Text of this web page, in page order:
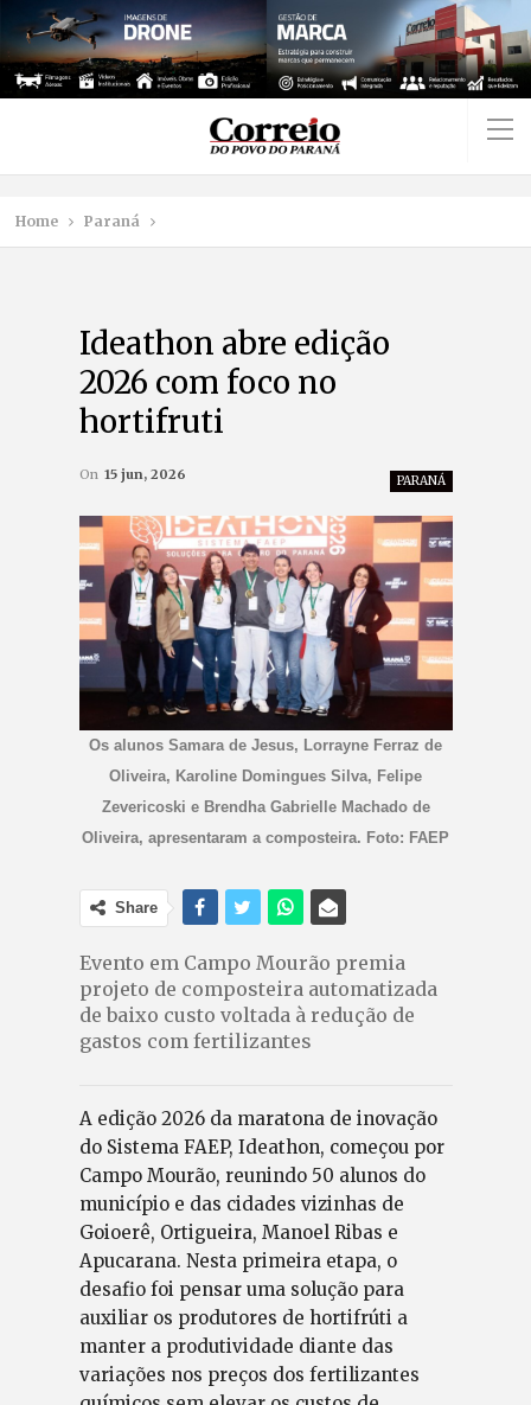
Home Paraná
Ideathon abre edição
2026 com foco no
hortifruti
PARANÁ
On 15 jun, 2026
Os alunos Samara de Jesus, Lorrayne Ferraz de
Oliveira, Karoline Domingues Silva, Felipe
Zevericoski e Brendha Gabrielle Machado de
Oliveira, apresentaram a composteira. Foto: FAEP
Share
Evento em Campo Mourão premia
projeto de composteira automatizada
de baixo custo voltada à redução de
gastos com fertilizantes
A edição 2026 da maratona de inovação
do Sistema FAEP, Ideathon, começou por
Campo Mourão, reunindo 50 alunos do
município e das cidades vizinhas de
Goioerê, Ortigueira, Manoel Ribas e
Apucarana. Nesta primeira etapa, o
desafio foi pensar uma solução para
auxiliar os produtores de hortifrúti a
manter a produtividade diante das
variações nos preços dos fertilizantes